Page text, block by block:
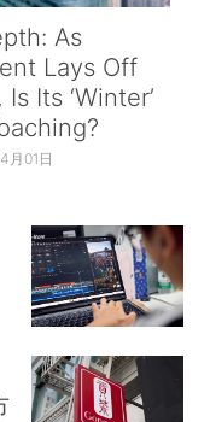
As
Lays Off
Its ‘Winter’
月01日